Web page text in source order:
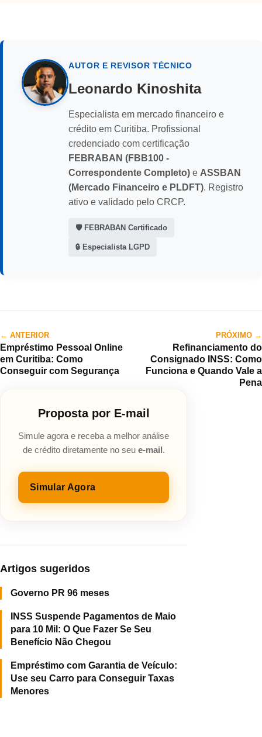
AUTOR E REVISOR TÉCNICO
Leonardo Kinoshita
Especialista em mercado financeiro e
crédito em Curitiba. Profissional
credenciado com certificação
FEBRABAN (FBB100 -
Correspondente Completo) e ASSBAN
(Mercado Financeiro e PLDFT). Registro
ativo e validado pelo CRCP.
🛡️ FEBRABAN Certificado
🔒 Especialista LGPD
← ANTERIOR
Empréstimo Pessoal Online
em Curitiba: Como
Conseguir com Segurança
PRÓXIMO →
Refinanciamento do
Consignado INSS: Como
Funciona e Quando Vale a
Pena
Proposta por E-mail
Simule agora e receba a melhor análise
de crédito diretamente no seu e-mail.
Simular Agora
Artigos sugeridos
Governo PR 96 meses
INSS Suspende Pagamentos de Maio
para 10 Mil: O Que Fazer Se Seu
Benefício Não Chegou
Empréstimo com Garantia de Veículo:
Use seu Carro para Conseguir Taxas
Menores